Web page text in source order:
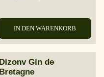
IN DEN WARENKORB
Dizonv Gin de
Bretagne